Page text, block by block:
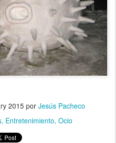
2015por Jesús Pacheco
Entretenimiento Ocio